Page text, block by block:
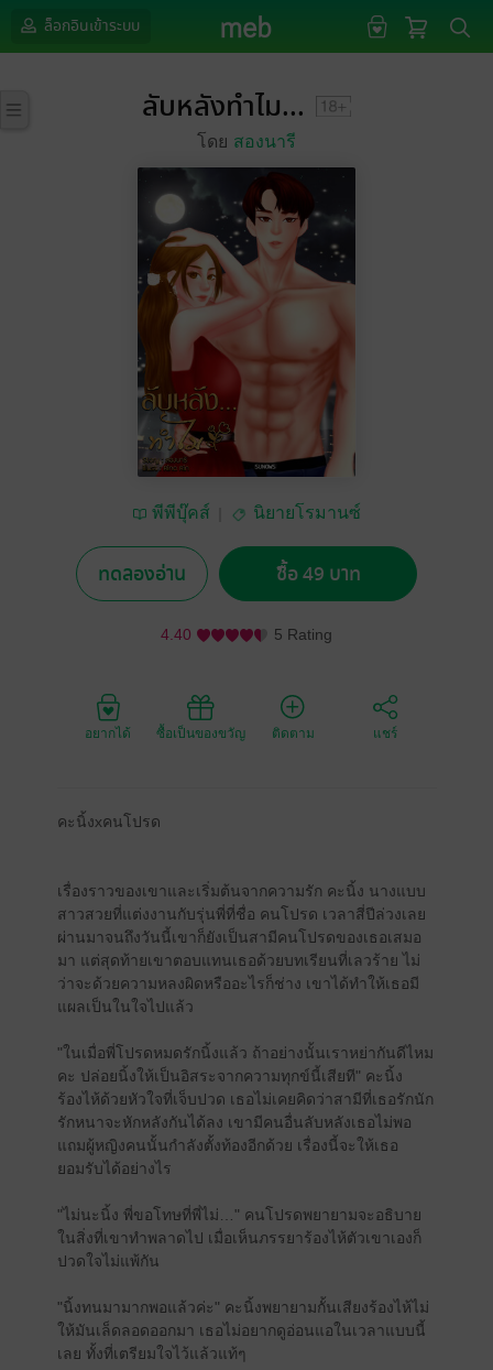
ล็อกอินเข้าระบบ
ลับหลังทำไม...
โดย สองนารี
พีพีบุ๊คส์ นิยายโรมานซ์
ทดลองอ่าน ซื้อ 49 บาท
4.40 5 Rating
อยากได้ ซื้อเป็นของขวัญ ติดตาม แชร์
คะนิ้งxคนโปรด
เรื่องราวของเขาและเริ่มต้นจากความรัก​ คะนิ้ง นางแบบ
สาวสวยที่แต่งงานกับรุ่นพี่ที่ชื่อ คนโปรด เวลาสี่ปีล่วงเลย
ผ่าน​มาจนถึงวันนี้เขาก็ยังเป็นสามีคนโปรดของเธอเสมอ
มา แต่สุดท้ายเขาตอบแทนเธอด้วยบทเรียนที่เลวร้าย ไม่
ว่าจะด้วยความหลงผิดหรืออะไรก็ช่าง เขาได้ทำให้เธอมี
แผลเป็นในใจไปแล้ว
"ในเมื่อพี่โปรดหมดรักนิ้งแล้ว ถ้าอย่างนั้นเราหย่ากันดีไหม
คะ ปล่อยนิ้งให้เป็นอิสระจากความทุกข์นี้เสียที" คะนิ้ง
ร้องไห้ด้วยหัวใจที่เจ็บปวด เธอไม่เคยคิดว่าสามีที่เธอรักนัก
รักหนาจะหักหลังกันได้ลง เขามีคนอื่นลับหลังเธอไม่พอ
แถมผู้หญิงคนนั้นกำลังตั้งท้องอีกด้วย เรื่องนี้จะให้เธอ
ยอมรับได้อย่างไร
"ไม่นะนิ้ง พี่ขอโทษที่พี่ไม่…" คนโปรดพยายามจะอธิบาย
ในสิ่งที่เขาทำพลาดไป เมื่อเห็นภรรยาร้องไห้ตัวเขาเองก็
ปวดใจไม่แพ้กัน
"นิ้งทนมามากพอแล้วค่ะ" คะนิ้งพยายามกั้นเสียงร้องไห้ไม่
ให้มันเล็ดลอดออกมา เธอไม่อยากดูอ่อนแอในเวลาแบบนี้
เลย ทั้งที่เตรียมใจไว้แล้วแท้ๆ